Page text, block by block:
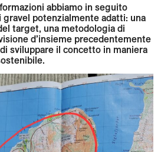
abbiamo in seguito
potenzialmente adatti: una
target, una metodologia di
d’insieme precedentemente
sviluppare il concetto in maniera